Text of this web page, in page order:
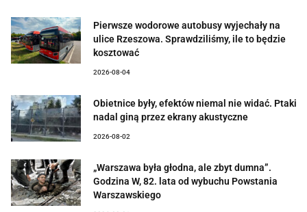
Pierwsze wodorowe autobusy wyjechały na
ulice Rzeszowa. Sprawdziliśmy, ile to będzie
kosztować
2026-08-04
Obietnice były, efektów niemal nie widać. Ptaki
nadal giną przez ekrany akustyczne
2026-08-02
„Warszawa była głodna, ale zbyt dumna”.
Godzina W, 82. lata od wybuchu Powstania
Warszawskiego